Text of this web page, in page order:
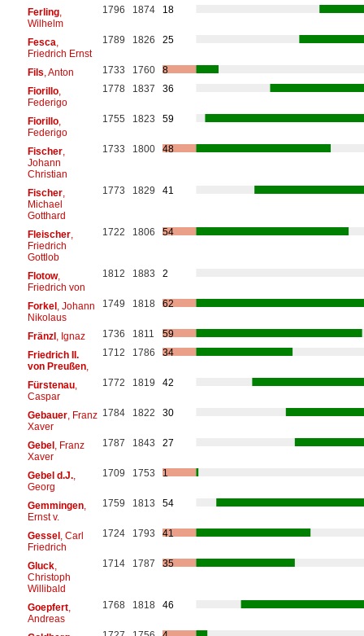
Ferling,
Wilhelm
1796 1874 18
Fesca
Friedrich Ernst
1789 1826 25
Fils , Anton 1733 1760
8
Fiorillo,
Federigo
1778 1837 36
Fiorillo,
Federigo
1755 1823 59
Fischer,
Johann
Christian
1733 1800 48
Fischer,
Michael
Gotthard
1773 1829 41
Fleischer,
Friedrich
Gottlob
1722 1806 54
Flotow,
Friedrich von
1812 1883 2
Forkel, Johann
Nikolaus
1749 1818 62
Fränzl, Ignaz 1736 1811
59
Friedrich II.
von Preußen,
1712 1786 34
Fürstenau,
Caspar
1772 1819 42
Gebauer, Franz
Xaver
1784 1822 30
Gebel, Franz
Xaver
1787 1843 27
Gebel d.J.,
Georg
1709 1753 1
Gemmingen,
Ernst v.
1759 1813 54
Gessel, Carl
Friedrich
1724 1793 41
Gluck,
Christoph
Willibald
1714 1787 35
Goepfert,
Andreas
1768 1818 46